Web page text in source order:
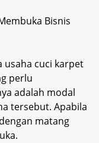
Bisnis
usaha cuci karpet
perlu
adalah modal
tersebut. Apabila
matang